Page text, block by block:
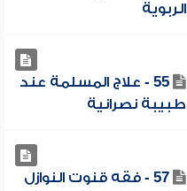
الربوية
55 - علاج المسلمة عند
طبيبة نصرانية
57 - فقه قنوت النوازل